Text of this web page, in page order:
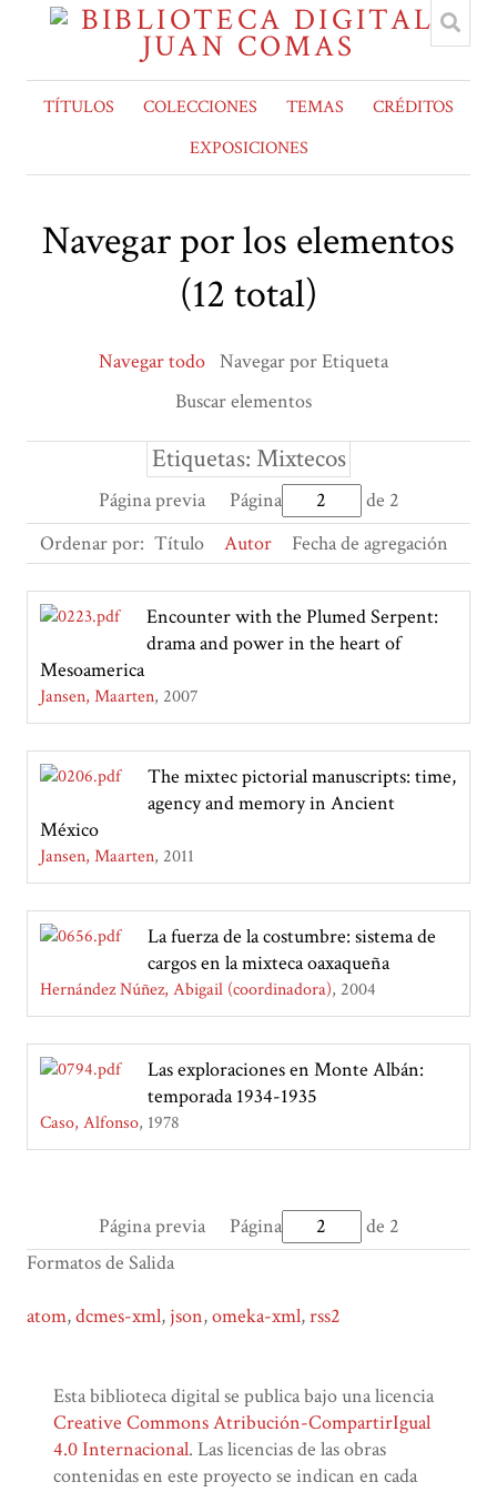
TÍTULOS COLECCIONES TEMAS
CRÉDITOS
EXPOSICIONES
Navegar por los elementos
(12 total)
Navegar todo Navegar por Etiqueta
Buscar elementos
Etiquetas: Mixtecos
Página previa Página
de 2
Ordenar por: Título Autor Fecha de agregación
Encounter with the Plumed Serpent:
drama and power in the heart of
Mesoamerica
Jansen, Maarten 2007
The mixtec pictorial manuscripts: time,
agency and memory in Ancient
México
Jansen, Maarten 2011
La fuerza de la costumbre: sistema de
cargos en la mixteca oaxaqueña
Hernández Núñez, Abigail (coordinadora) 2004
Las exploraciones en Monte Albán:
temporada 1934-1935
Caso, Alfonso 1978
Página previa Página
de 2
Formatos de Salida
atom,dcmes-xml, json,omeka-xml,rss2
Esta biblioteca digital se publica bajo una licencia
Creative Commons Atribución-CompartirIgual
4.0 Internacional. Las licencias de las obras
contenidas en este proyecto se indican en cada